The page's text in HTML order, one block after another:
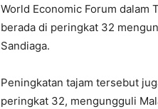
World Economic Forum dalam
berada di peringkat 32
Sandiaga.
Peningkatan tajam tersebut
peringkat 32, mengungguli